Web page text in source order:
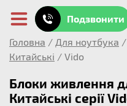
Подзвонити
Головна / Для ноутбука /
Китайські / Vido
Блоки живлення
Китайські серії